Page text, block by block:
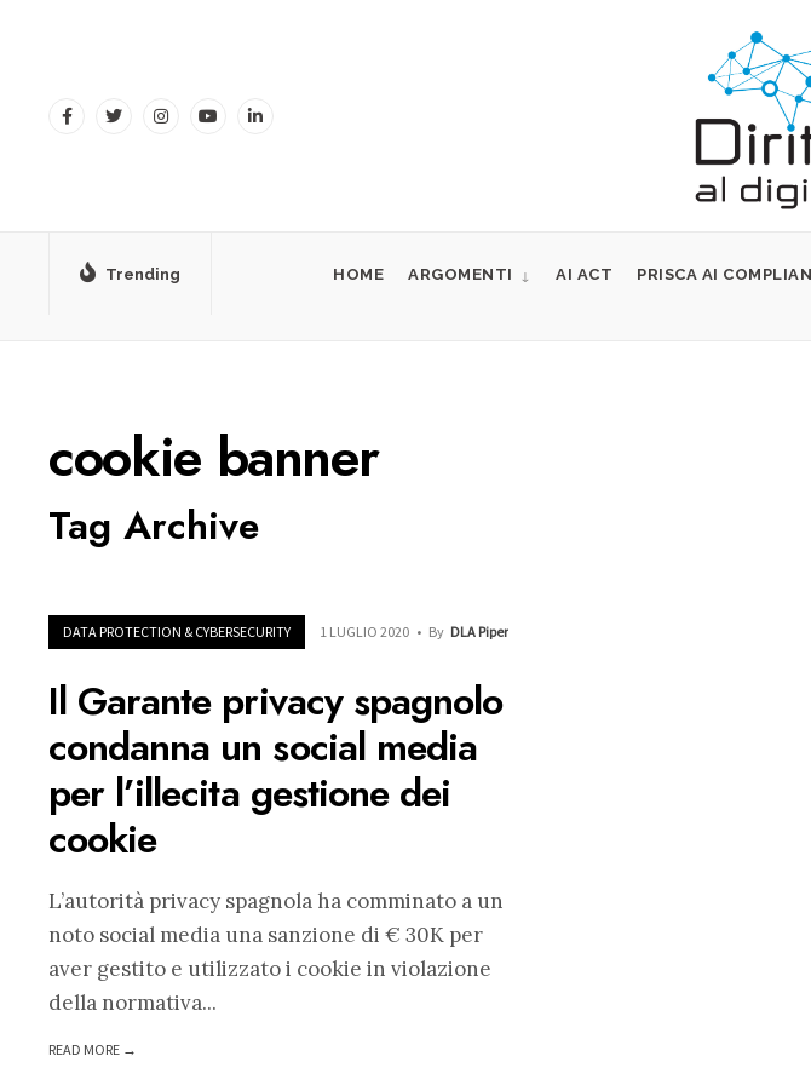
Trending HOME ARGOMENTI AI ACT PRISCA AI
cookie banner
Tag Archive
DATA PROTECTION & CYBERSECURITY 1 LUGLIO 2020 • By DLA Piper
Il Garante privacy spagnolo
condanna un social media
per l’illecita gestione dei
cookie
L’autorità privacy spagnola ha comminato a un
noto social media una sanzione di € 30K per
aver gestito e utilizzato i cookie in violazione
della normativa...
READ MORE →